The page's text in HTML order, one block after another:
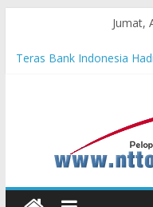
Jumat,
Teras Bank Indonesia
Astra Honda Siap
Pengadaan Kapal PPA
TNI AL Hadapi Ancaman
Cahaya Kemerdekaan di
Honda AT Family Day